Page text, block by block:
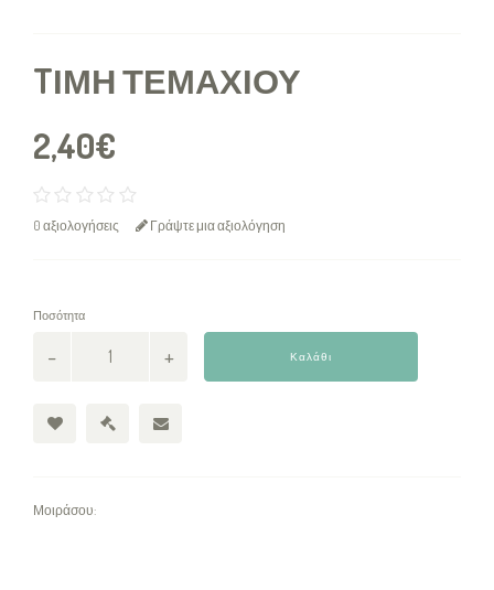
TΙΜΉ ΤΕΜΑΧΊΟΥ
2,40€
0 αξιολογήσεις Γράψτε μια αξιολόγηση
Ποσότητα
Καλάθι
Μοιράσου: